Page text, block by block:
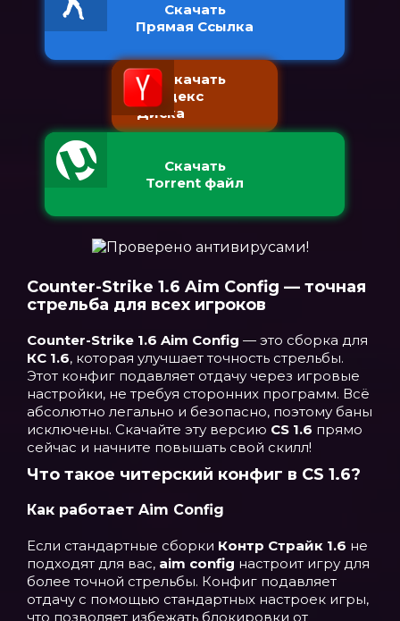
Скачать
Прямая Ссылка
Скачать
с Яндекс
Диска
Скачать
Torrent файл
Counter-Strike 1.6 Aim Config — точная
стрельба для всех игроков
Counter-Strike 1.6 Aim Config — это сборка для
КС 1.6, которая улучшает точность стрельбы.
Этот конфиг подавляет отдачу через игровые
настройки, не требуя сторонних программ. Всё
абсолютно легально и безопасно, поэтому баны
исключены. Скачайте эту версию CS 1.6 прямо
сейчас и начните повышать свой скилл!
Что такое читерский конфиг в CS 1.6?
Как работает Aim Config
Если стандартные сборки Контр Страйк 1.6 не
подходят для вас, aim config настроит игру для
более точной стрельбы. Конфиг подавляет
отдачу с помощью стандартных настроек игры,
что позволяет избежать блокировки от